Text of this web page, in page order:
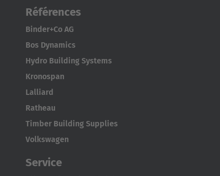
Références
Binder+Co AG
Bos Dynamics
Hydro Building Systems
Kronospan
Lalliard
Ratheau
Timber Building Supplies
Volkswagen
Service